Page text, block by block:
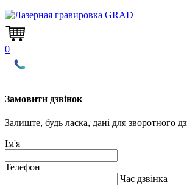
0
Замовити дзвінок
Залиште, будь ласка, дані для зворотного
Ім'я
Телефон
Час дзвінка